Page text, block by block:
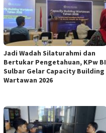
Jadi Wadah Silaturahmi dan
Bertukar Pengetahuan, KPw BI
Sulbar Gelar Capacity Building
Wartawan 2026